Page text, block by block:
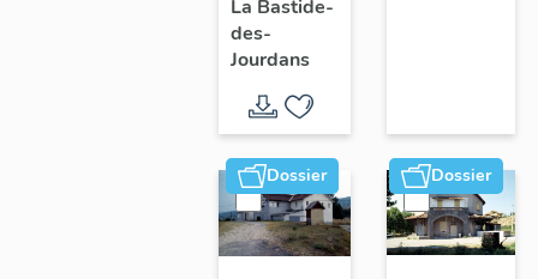
La Bastide-
des-
Jourdans
Dossier Dossier